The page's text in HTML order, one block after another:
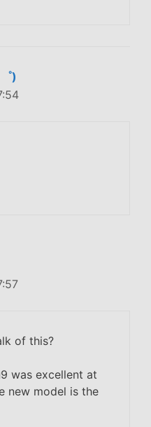
)
of this?
was excellent at
new model is the